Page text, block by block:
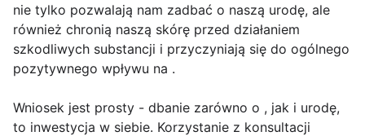
nie tylko pozwalają nam zadbać o naszą urodę, ale
również chronią naszą skórę przed działaniem
szkodliwych substancji i przyczyniają się do ogólnego
pozytywnego wpływu na .
Wniosek jest prosty - dbanie zarówno o , jak i urodę,
to inwestycja w siebie. Korzystanie z konsultacji